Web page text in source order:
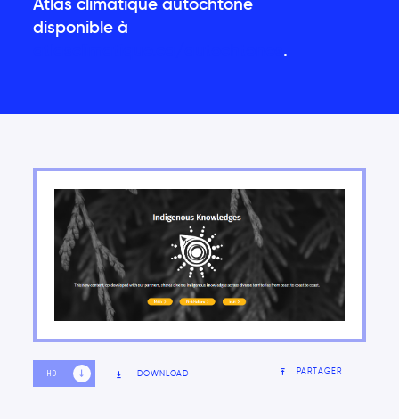
disponible à
.
HD SD DOWNLOAD PARTAGER
Voir la section